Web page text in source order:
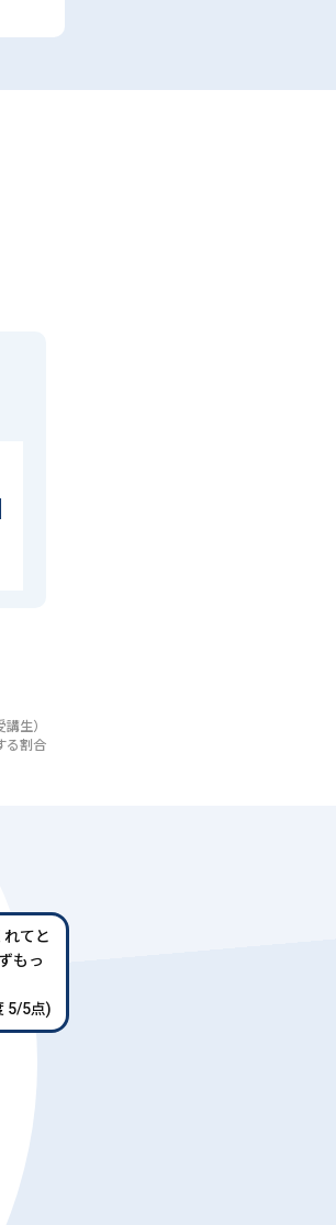
生）
る割合
てと
もっ
5/5点)